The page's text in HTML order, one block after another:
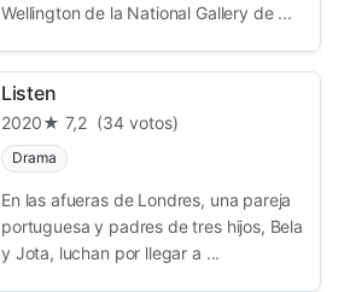
Wellington de la National Gallery de ...
Listen
2020★ 7,2 (34 votos)
Drama
En las afueras de Londres, una pareja
portuguesa y padres de tres hijos, Bela
y Jota, luchan por llegar a ...